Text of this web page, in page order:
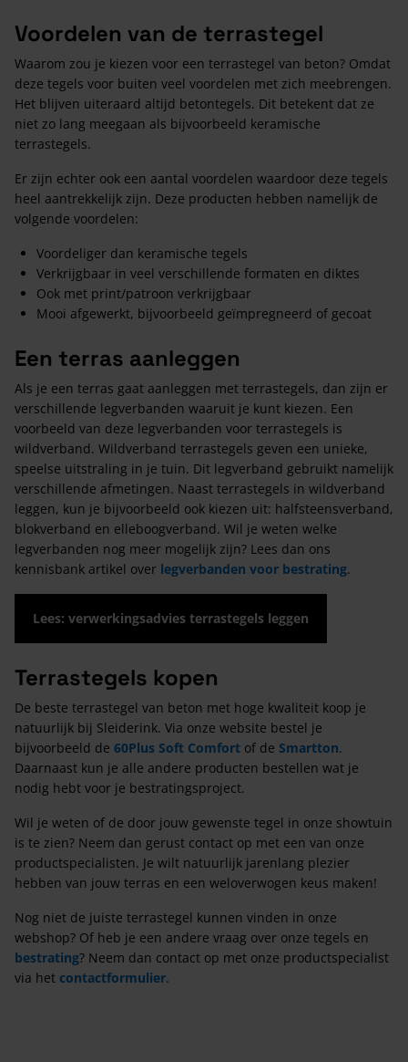
Voordelen van de terrastegel
Waarom zou je kiezen voor een terrastegel van beton? Omdat
deze tegels voor buiten veel voordelen met zich meebrengen.
Het blijven uiteraard altijd betontegels. Dit betekent dat ze
niet zo lang meegaan als bijvoorbeeld keramische
terrastegels.
Er zijn echter ook een aantal voordelen waardoor deze tegels
heel aantrekkelijk zijn. Deze producten hebben namelijk de
volgende voordelen:
Voordeliger dan keramische tegels
Verkrijgbaar in veel verschillende formaten en diktes
Ook met print/patroon verkrijgbaar
Mooi afgewerkt, bijvoorbeeld geïmpregneerd of gecoat
Een terras aanleggen
Als je een terras gaat aanleggen met terrastegels, dan zijn er
verschillende legverbanden waaruit je kunt kiezen. Een
voorbeeld van deze legverbanden voor terrastegels is
wildverband. Wildverband terrastegels geven een unieke,
speelse uitstraling in je tuin. Dit legverband gebruikt namelijk
verschillende afmetingen. Naast terrastegels in wildverband
leggen, kun je bijvoorbeeld ook kiezen uit: halfsteensverband,
blokverband en elleboogverband. Wil je weten welke
legverbanden nog meer mogelijk zijn? Lees dan ons
kennisbank artikel over legverbanden voor bestrating.
Lees: verwerkingsadvies terrastegels leggen
Terrastegels kopen
De beste terrastegel van beton met hoge kwaliteit koop je
natuurlijk bij Sleiderink. Via onze website bestel je
bijvoorbeeld de 60Plus Soft Comfort of de Smartton.
Daarnaast kun je alle andere producten bestellen wat je
nodig hebt voor je bestratingsproject.
Wil je weten of de door jouw gewenste tegel in onze showtuin
is te zien? Neem dan gerust contact op met een van onze
productspecialisten. Je wilt natuurlijk jarenlang plezier
hebben van jouw terras en een weloverwogen keus maken!
Nog niet de juiste terrastegel kunnen vinden in onze
webshop? Of heb je een andere vraag over onze tegels en
bestrating? Neem dan contact op met onze productspecialist
via het contactformulier.